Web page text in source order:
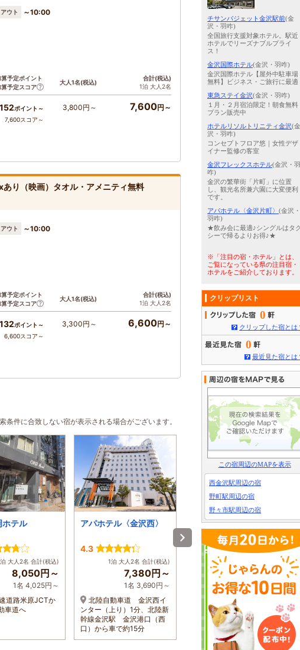
ウト
～10:00
算予定ポイント
算予定スコア
大人1名(税込)
合計(税込)
1泊 大人2名
152ポイント～
7,600スコア～
3,800円～ 7,600円～
（映画）タオル・アメニティ無料
ウト
～10:00
算予定ポイント
算予定スコア
大人1名(税込)
合計(税込)
1泊 大人2名
132ポイント～
6,600スコア～
3,300円～ 6,600円～
条件に合致しない宿が表示される場合がございます。
テル
大人2名 合計(税込)
8,050円～
1名 4,025円～
道路米原JCTか
車道へ
アパホテル〈金沢西〉
4.3
1泊 大人2名 合計(税込)
7,380円～
1名 3,690円～
北陸自動車道 金沢西イ
ンター（上り）1分、北陸新
幹線金沢駅 金沢港口（西
口）から車で約15分
ホテルリブマックス金
3.8
1泊 大人2名 合計(税込)
5,100円～
1名 2,550円～
JR北陸本線/北陸新幹線
『金沢駅』西口より徒歩約
10分, 小松空港よりリムジン
バスで50分。
チサンバジェット金沢駅前(金
沢・羽咋)
全国旅行支援対象ホテル。駅近
ホテルでリーズナブルプライ
ス！
金沢国際ホテル(金沢・羽咋)
金沢国際ホテル【屋外中駐車場
無料】ビジネス・ご旅行に最適
東急ステイ金沢(金沢・羽咋)
１月・２月宿泊限定！朝食無料
プラン販売中
ホテルリソルトリニティ金沢(金
沢・羽咋)
コンセプトフロア悠｜女性デザ
イナー監修の客室
金沢フレックスホテル(金沢・羽
咋)
金沢の繁華街「片町」に位置
し、観光名所兼六園に大変便利
です。
アパホテル〈金沢片町〉 (金沢・
羽咋)
★飲み会に最適♪シングルはタ
シーで帰るよりお得♪★
※「注目の宿・ホテル」とは、
ご覧になっている県の注目宿・
ホテルをご紹介しております。
クリップリスト
0
クリップした宿とは
0
最近見た宿とは
この宿周辺のMAPを表示
西金沢駅周辺の宿
野町駅周辺の宿
野々市駅周辺の宿